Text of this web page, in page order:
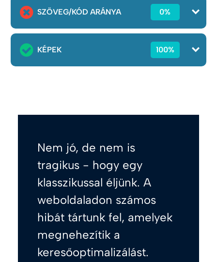
SZÖVEG/KÓD ARÁNYA 0%
KÉPEK 100%
Nem jó, de nem is
tragikus - hogy egy
klasszikussal éljünk. A
weboldaladon számos
hibát tártunk fel, amelyek
megnehezítik a
keresőoptimalizálást.